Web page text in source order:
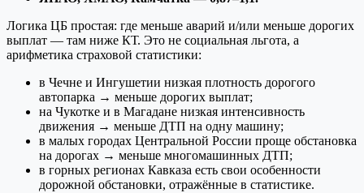
Логика ЦБ простая: где меньше аварий и/или меньше дорогих
выплат — там ниже КТ. Это не социальная льгота, а
арифметика страховой статистики:
в Чечне и Ингушетии низкая плотность дорогого
автопарка → меньше дорогих выплат;
на Чукотке и в Магадане низкая интенсивность
движения → меньше ДТП на одну машину;
в малых городах Центральной России проще обстановка
на дорогах → меньше многомашинных ДТП;
в горных регионах Кавказа есть свои особенности
дорожной обстановки, отражённые в статистике.